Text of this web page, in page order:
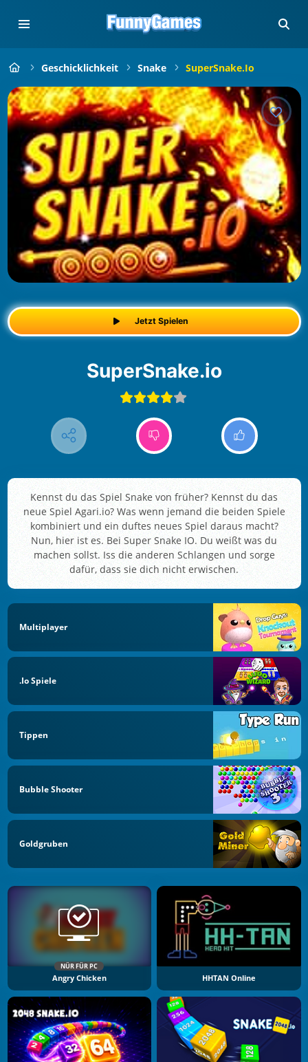
Geschicklichkeit Snake SuperSnake.io
Jetzt Spielen
SuperSnake.io
Kennst du das Spiel Snake von früher? Kennst du das
neue Spiel Agari.io? Was wenn jemand die beiden Spiele
kombiniert und ein duftes neues Spiel daraus macht?
Nun, hier ist es. Bei Super Snake IO. Du weißt was du
machen sollst. Iss die anderen Schlangen und sorge
dafür, dass sie dich nicht erwischen.
Multiplayer
.io Spiele
Tippen
Bubble Shooter
Goldgruben
NÜR FÜR PC
Angry Chicken HHTAN Online